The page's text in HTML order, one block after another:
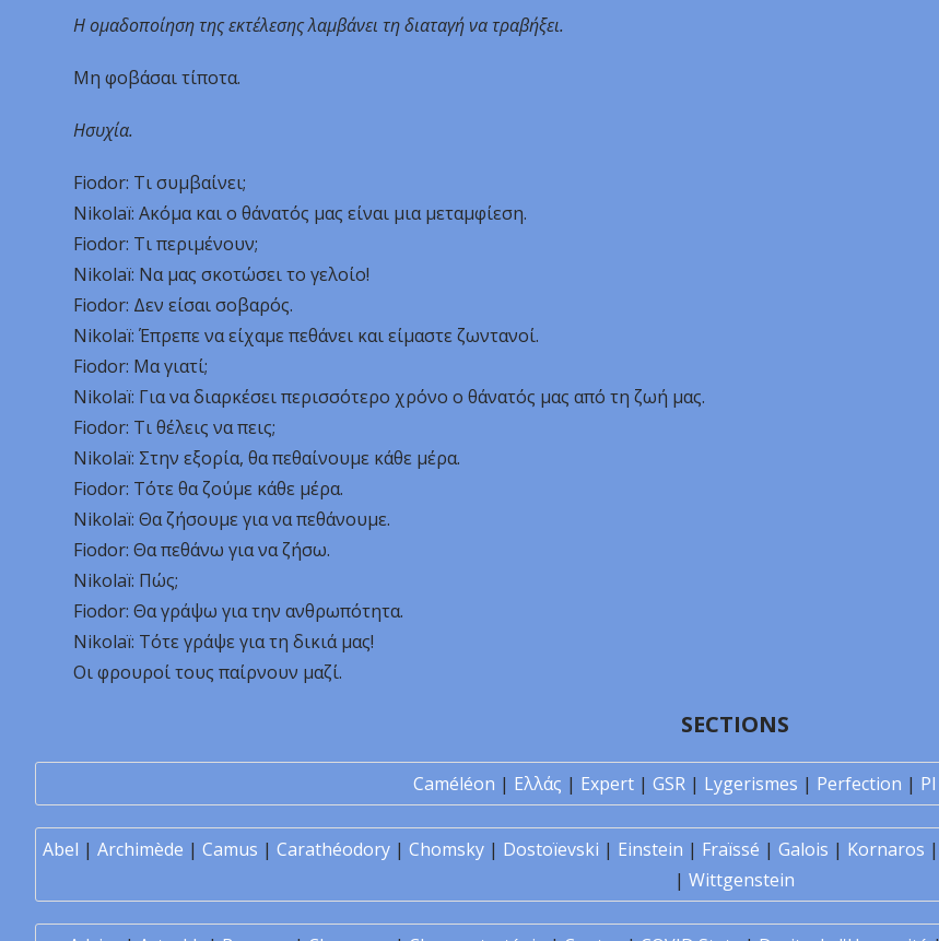
Η ομαδοποίηση της εκτέλεσης λαμβάνει τη διαταγή να τραβήξει.
Μη φοβάσαι τίποτα.
Ησυχία.
Fiodor: Τι συμβαίνει;
Nikolaï: Ακόμα και ο θάνατός μας είναι μια μεταμφίεση.
Fiodor: Τι περιμένουν;
Nikolaï: Να μας σκοτώσει το γελοίο!
Fiodor: Δεν είσαι σοβαρός.
Nikolaï: Έπρεπε να είχαμε πεθάνει και είμαστε ζωντανοί.
Fiodor: Μα γιατί;
Nikolaï: Για να διαρκέσει περισσότερο χρόνο ο θάνατός μας από τη ζωή μας.
Fiodor: Τι θέλεις να πεις;
Nikolaï: Στην εξορία, θα πεθαίνουμε κάθε μέρα.
Fiodor: Τότε θα ζούμε κάθε μέρα.
Nikolaï: Θα ζήσουμε για να πεθάνουμε.
Fiodor: Θα πεθάνω για να ζήσω.
Nikolaï: Πώς;
Fiodor: Θα γράψω για την ανθρωπότητα.
Nikolaï: Τότε γράψε για τη δικιά μας!
Οι φρουροί τους παίρνουν μαζί.
SECTIONS
Caméléon | Ελλάς | Expert | GSR | Lygerismes | Perfection | PI
Abel | Archimède | Camus | Carathéodory| Chomsky| Dostoïevski | Einstein | Fraïssé | Galois | Kornaros |
| Wittgenstein